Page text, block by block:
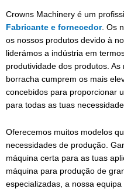
Crowns Machinery é um
Fabricante e fornecedor. Os
os nossos produtos devido à
liderámos a indústria em
produtividade dos produtos.
borracha cumprem os mais
concebidos para proporcionar
para todas as tuas
Oferecemos muitos modelos
necessidades de produção.
máquina certa para as tuas
máquina para produção de
especializadas, a nossa